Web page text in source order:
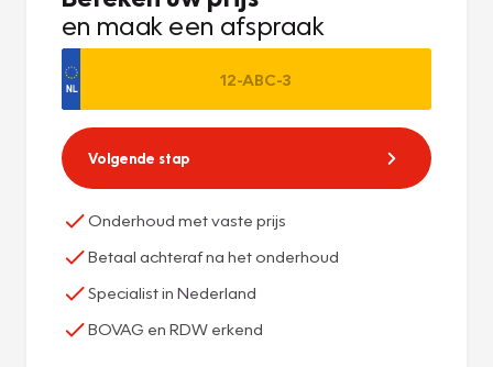
en maak een afspraak
Volgende stap
Onderhoud met vaste prijs
Betaal achteraf na het onderhoud
Specialist in Nederland
BOVAG en RDW erkend